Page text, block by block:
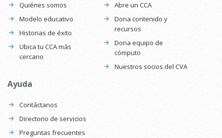
Quiénes somos
Modelo educativo
Historias de éxito
Ubica tu CCA más
cercano
Abre un CCA
Dona contenido y
recursos
Dona equipo de
cómputo
Nuestros socios del CVA
Ayuda
Contáctanos
Directorio de servicios
Preguntas frecuentes